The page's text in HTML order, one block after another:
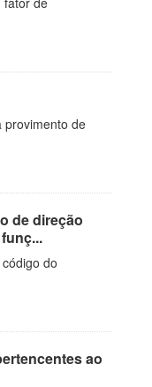
provimento de
de direção
do
ao